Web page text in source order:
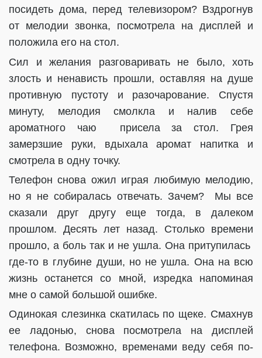
посидеть дома, перед телевизором? Вздрогнув
от мелодии звонка, посмотрела на дисплей и
положила его на стол.
Сил и желания разговаривать не было, хоть
злость и ненависть прошли, оставляя на душе
противную пустоту и разочарование. Спустя
минуту, мелодия смолкла и налив себе
ароматного чаю
присела за стол. Грея
замерзшие руки, вдыхала аромат напитка и
смотрела в одну точку.
Телефон снова ожил играя любимую мелодию,
но я не собиралась отвечать. Зачем?
Мы все
сказали друг другу еще тогда, в далеком
прошлом. Десять лет назад. Столько времени
прошло, а боль так и не ушла. Она притупилась
где-то в глубине души, но не ушла. Она на всю
жизнь останется со мной, изредка напоминая
мне о самой большой ошибке.
Одинокая слезинка скатилась по щеке. Смахнув
ее ладонью, снова посмотрела на дисплей
телефона. Возможно, временами веду себя по-